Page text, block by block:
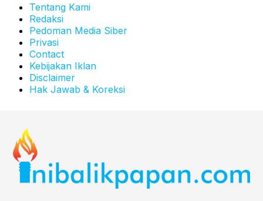
Tentang Kami
Redaksi
Pedoman Media Siber
Privasi
Contact
Kebijakan Iklan
Disclaimer
Hak Jawab & Koreksi